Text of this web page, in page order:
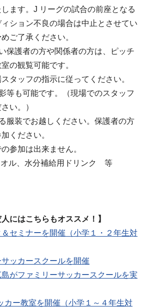
ます。J リーグの試合の前座となる
ション不良の場合は中止とさせてい
ご了承ください。
護者の方や関係者の方は、ピッチ
の観覧可能です。
タッフの指示に従ってください。
も可能です。（現場でのスタッフ
い。）
装でお越しください。保護者の方
ください。
参加は出来ません。
ル、水分補給用ドリンク 等
にはこちらもオススメ！】
セミナーを開催（小学１・２年生対
ッカースクールを開催
がファミリーサッカースクールを実
カー教室を開催（小学１～４年生対